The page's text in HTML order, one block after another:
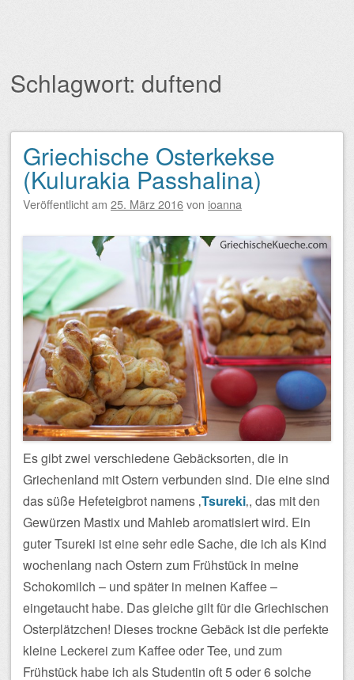
Schlagwort: duftend
Beitragsnavigation
Griechische Osterkekse
(Kulurakia Passhalina)
Veröffentlicht am 25. März 2016von ioanna
Es gibt zwei verschiedene Gebäcksorten, die in
Griechenland mit Ostern verbunden sind. Die eine sind
das süße Hefeteigbrot namens ‚Tsureki‚, das mit den
Gewürzen Mastix und Mahleb aromatisiert wird. Ein
guter Tsureki ist eine sehr edle Sache, die ich als Kind
wochenlang nach Ostern zum Frühstück in meine
Schokomilch – und später in meinen Kaffee –
eingetaucht habe. Das gleiche gilt für die Griechischen
Osterplätzchen! Dieses trockne Gebäck ist die perfekte
kleine Leckerei zum Kaffee oder Tee, und zum
Frühstück habe ich als Studentin oft 5 oder 6 solche